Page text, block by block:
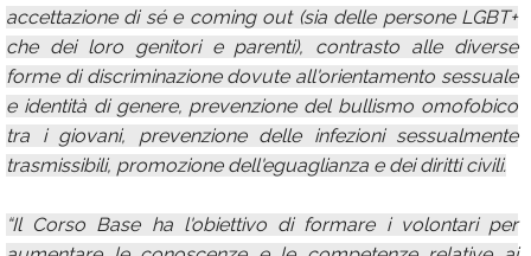
accettazione di sé e coming out (sia delle persone LGBT+
che dei loro genitori e parenti), contrasto alle diverse
forme di discriminazione dovute all'orientamento sessuale
e identità di genere, prevenzione del bullismo omofobico
tra i giovani, prevenzione delle infezioni sessualmente
trasmissibili, promozione dell'eguaglianza e dei diritti civili.
“Il Corso Base ha l'obiettivo di formare i volontari per